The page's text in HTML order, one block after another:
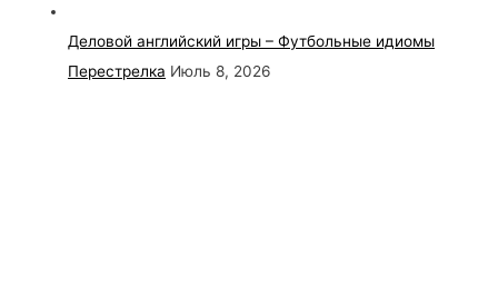
Деловой английский игры – Футбольные идиомы
Перестрелка Июль 8, 2026